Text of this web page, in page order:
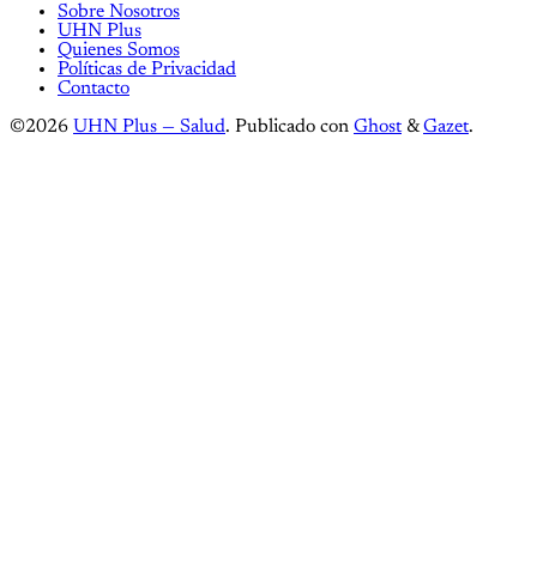
Sobre Nosotros
UHN Plus
Quienes Somos
Políticas de Privacidad
Contacto
©2026 UHN Plus — Salud. Publicado con Ghost &Gazet.